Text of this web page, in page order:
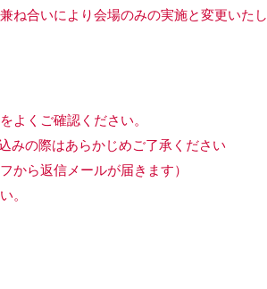
ね合いにより会場のみの実施と変更いた
よくご確認ください。
みの際はあらかじめご了承ください
から返信メールが届きます）
。